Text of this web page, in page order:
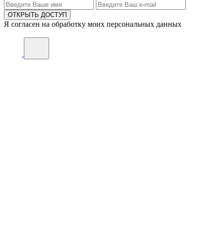
ОТКРЫТЬ ДОСТУП
Я согласен на обработку моих персональных данных